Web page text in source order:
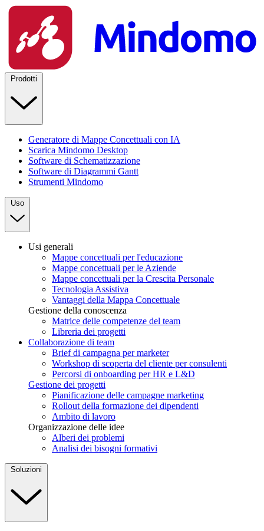
Prodotti
Generatore di Mappe Concettuali con IA
Scarica Mindomo Desktop
Software di Schematizzazione
Software di Diagrammi Gantt
Strumenti Mindomo
Uso
Usi generali
Mappe concettuali per l'educazione
Mappe concettuali per le Aziende
Mappe concettuali per la Crescita Personale
Tecnologia Assistiva
Vantaggi della Mappa Concettuale
Gestione della conoscenza
Matrice delle competenze del team
Libreria dei progetti
Collaborazione di team
Brief di campagna per marketer
Workshop di scoperta del cliente per consulenti
Percorsi di onboarding per HR e L&D
Gestione dei progetti
Pianificazione delle campagne marketing
Rollout della formazione dei dipendenti
Ambito di lavoro
Organizzazione delle idee
Alberi dei problemi
Analisi dei bisogni formativi
Soluzioni